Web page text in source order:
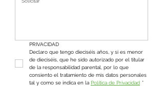
PRIVACIDAD
Declaro que tengo dieciséis años, y si es menor
de dieciséis, que he sido autorizado por el titular
de la responsabilidad parental, por lo que
consiento el tratamiento de mis datos personales
tal y como se indica en la Política de Privacidad *